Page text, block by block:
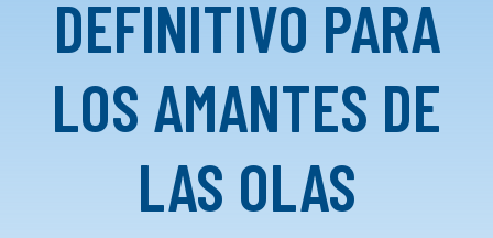
DEFINITIVO PARA
LOS AMANTES DE
LAS OLAS